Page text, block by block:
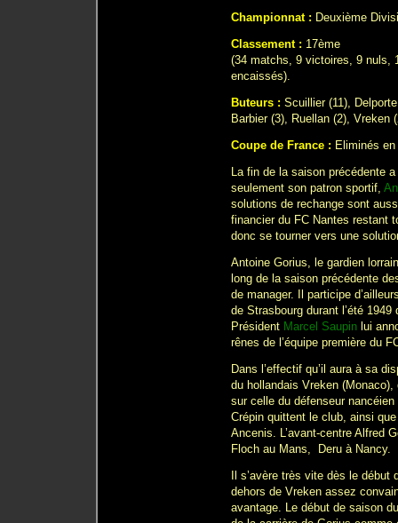
Championnat : Deuxième
Classement : 17ème
(34 matchs, 9 victoires, 9 nuls,
encaissés).
Buteurs : Scuillier (11),
Barbier (3), Ruellan (2),
Coupe de France : Eliminés
La fin de la saison précédente
seulement son patron sportif,
solutions de rechange sont
financier du FC Nantes restant
donc se tourner vers une
Antoine Gorius, le gardien
long de la saison précédente
de manager. Il participe
de Strasbourg durant l’été
Président Marcel Saupin lui
rênes de l’équipe première du
Dans l’effectif qu’il aura à sa
du hollandais Vreken
sur celle du défenseur
Crépin quittent le club, ainsi
Ancenis. L’avant-centre Alfred
Floch au Mans, Deru à Nancy.
Il s’avère très vite dès le
dehors de Vreken assez
avantage. Le début de saison